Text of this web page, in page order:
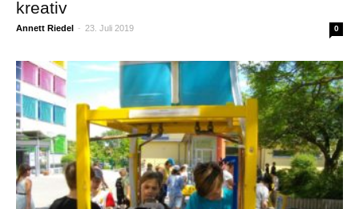
kreativ
Annett Riedel - 23. Juli 2019 0